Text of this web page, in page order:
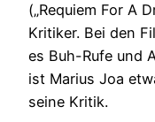
(„Requiem For A
Kritiker. Bei den
es Buh-Rufe und
ist Marius Joa
seine Kritik.